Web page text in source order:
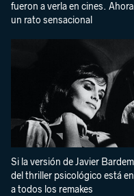
fueron a verla en cines.
un rato sensacional
Si la versión de Javier
del thriller psicológico está
a todos los remakes